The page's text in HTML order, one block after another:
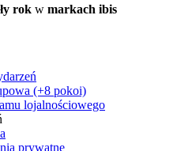
rok w markach ibis
(+8 pokoi)
lojalnościowego
prywatne